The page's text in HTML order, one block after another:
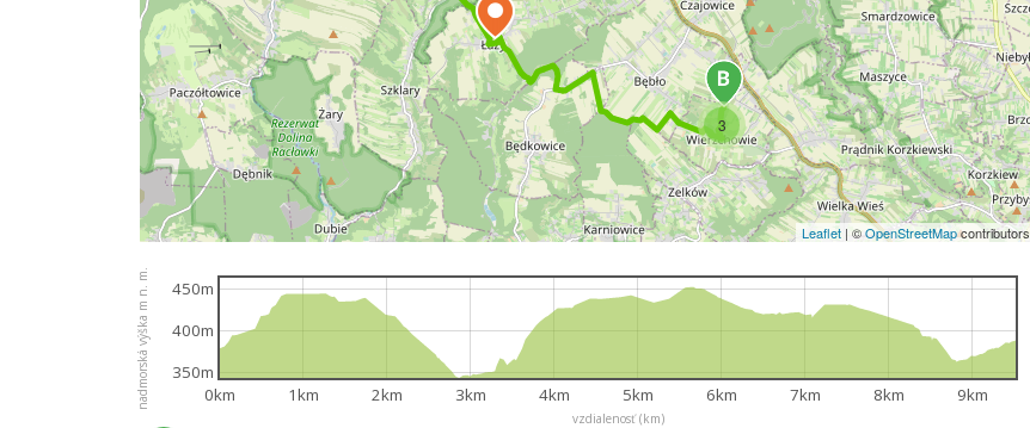
3
Leaflet | ©OpenStreetMapcontributors
vzdialenosť (km)
nadmorská výška m n. m. 0km 1km 2km 3km 4km 5km 6km 7km 8km 9km
350m
400m
450m